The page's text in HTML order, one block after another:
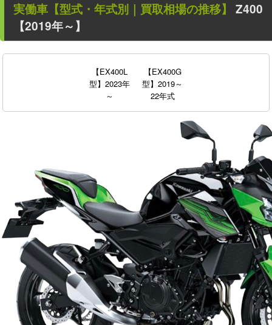
実働車 【型式・年式別｜買取相場の推移】 Z400
【2019年～】
【EX400L
型】2023年
～
【EX400G
型】2019～
22年式